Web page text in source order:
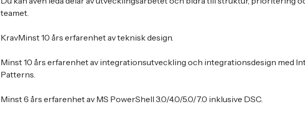
teamet.
KravMinst 10 års erfarenhet av teknisk design.
Minst 10 års erfarenhet av integrationsutveckling och integrationsdesign med
Patterns.
Minst 6 års erfarenhet av MS PowerShell 3.0/4.0/5.0/7.0 inklusive DSC.